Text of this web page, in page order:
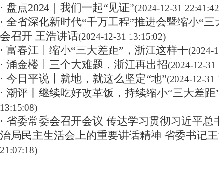
· 盘点2024｜我们一起“见证”(2024-12-31
· 全省深化新时代“千万工程”推进会暨缩小“
会召开 王浩讲话(2024-12-31 13:15:02)
· 富春江丨缩小“三大差距”，浙江这样干(2024-
· 涌金楼丨三个大难题，浙江再出招(2024-12-31
· 今日平说丨就地，就这么坚定“地”(2024-12-31
· 潮评丨继续吃好改革饭，持续缩小“三大差距
13:15:08)
· ​省委常委会召开会议 传达学习贯彻习近平总
治局民主生活会上的重要讲话精神 省委书记
21:07:18)